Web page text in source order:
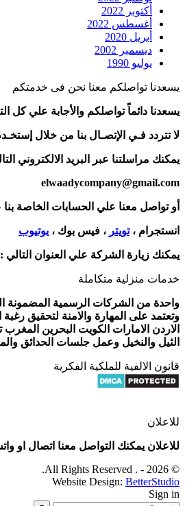
أكتوبر 2022
أغسطس 2022
أبريل 2020
ديسمبر 2002
يوليو 1990
يسعدنا تواصلكم معنا نحن فى خدمتكم
يسعدنا دائماً تواصلكم والأجابة علي كل
لا تتردد فـي الإتصـال بنا من خلال
يمكنك مراسلتنا عبر البريد الالكتروني
elwaadycompany@gmail.com
أو تواصل معنا علي الحسابات الخاصة بنا
انستجرام ،تويتر ، فيس بوك ، يوتيوب
يمكنك زيارة الشركة علي العنوان التالي :
خدمات منزلية متكاملة
واحدة من الشركات الرسمية المضمونة
وتعتمد على المهارة والامنة لتحقيق
الاردن الامارات الكويت البحرين
الثيل والنخيل وعمل جلسات الحدائق
قانون الالفية للملكية الفكرية
للاعلان
للاعلان يمكنك التواصل معنا اتصال او واتس على
© 2026 - . All Rights Reserved.
Website Design: BetterStudio
Sign in